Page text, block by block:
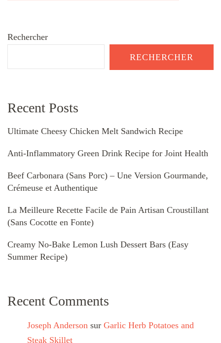
Rechercher
RECHERCHER
Recent Posts
Ultimate Cheesy Chicken Melt Sandwich Recipe
Anti-Inflammatory Green Drink Recipe for Joint Health
Beef Carbonara (Sans Porc) – Une Version Gourmande,
Crémeuse et Authentique
La Meilleure Recette Facile de Pain Artisan Croustillant
(Sans Cocotte en Fonte)
Creamy No-Bake Lemon Lush Dessert Bars (Easy
Summer Recipe)
Recent Comments
Joseph Anderson sur Garlic Herb Potatoes and
Steak Skillet